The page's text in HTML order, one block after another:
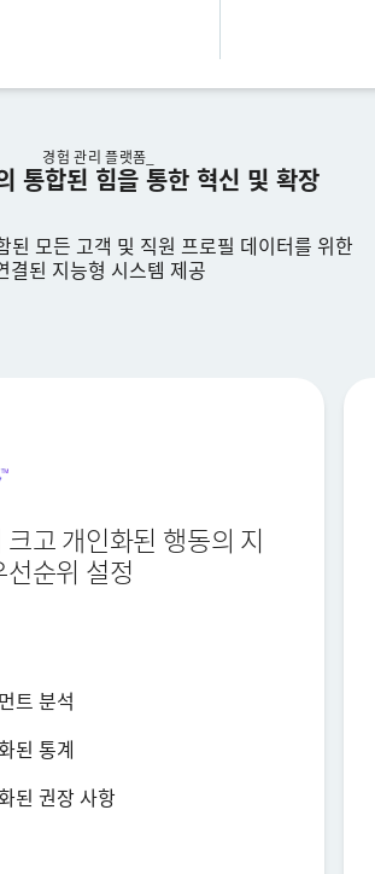
경험 관리 플랫폼_
통합된 힘을 통한 혁신 및 확장
된 모든 고객 및 직원 프로필 데이터를 위한
결된 지능형 시스템 제공
크고 개인화된 행동의 지
선순위 설정
트 분석
된 통계
된 권장 사항